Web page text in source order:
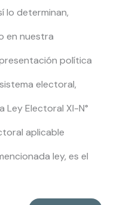
lo determinan,
en nuestra
política
electoral,
Electoral XI-N°
aplicable
ley, es el